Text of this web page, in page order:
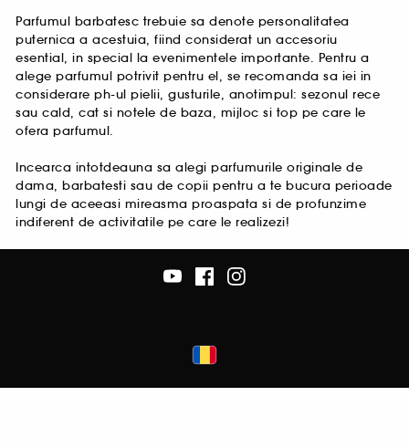
Parfumul barbatesc trebuie sa denote personalitatea
puternica a acestuia, fiind considerat un accesoriu
esential, in special la evenimentele importante. Pentru a
alege parfumul potrivit pentru el, se recomanda sa iei in
considerare ph-ul pielii, gusturile, anotimpul: sezonul rece
sau cald, cat si notele de baza, mijloc si top pe care le
ofera parfumul.
Incearca intotdeauna sa alegi parfumurile originale de
dama, barbatesti sau de copii pentru a te bucura perioade
lungi de aceeasi mireasma proaspata si de profunzime
indiferent de activitatile pe care le realizezi!